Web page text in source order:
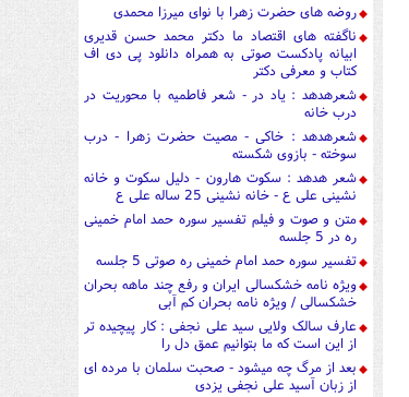
روضه های حضرت زهرا با نوای میرزا محمدی
ناگفته های اقتصاد ما دکتر محمد حسن قدیری
ابیانه پادکست صوتی به همراه دانلود پی دی اف
کتاب و معرفی دکتر
شعرهدهد : یاد در - شعر فاطمیه با محوریت در
درب خانه
شعرهدهد : خاکی - مصیت حضرت زهرا - درب
سوخته - بازوی شکسته
شعر هدهد : سکوت هارون - دلیل سکوت و خانه
نشینی علی ع - خانه نشینی 25 ساله علی ع
متن و صوت و فیلم تفسیر سوره حمد امام خمینی
ره در 5 جلسه
تفسیر سوره حمد امام خمینی ره صوتی 5 جلسه
ویژه نامه خشکسالی ایران و رفع چند ماهه بحران
خشکسالی / ویژه نامه بحران کم آبی
عارف سالک ولایی سید علی نجفی : کار پیچیده تر
از این است که ما بتوانیم عمق دل را
بعد از مرگ چه میشود - صحبت سلمان با مرده ای
از زبان آسید علی نجفی یزدی